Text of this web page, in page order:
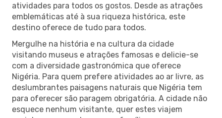
atividades para todos os gostos. Desde as atrações
emblemáticas até à sua riqueza histórica, este
destino oferece de tudo para todos.
Mergulhe na história e na cultura da cidade
visitando museus e atrações famosas e delicie-se
com a diversidade gastronómica que oferece
Nigéria. Para quem prefere atividades ao ar livre, as
deslumbrantes paisagens naturais que Nigéria tem
para oferecer são paragem obrigatória. A cidade não
esquece nenhum visitante, quer estes viajem